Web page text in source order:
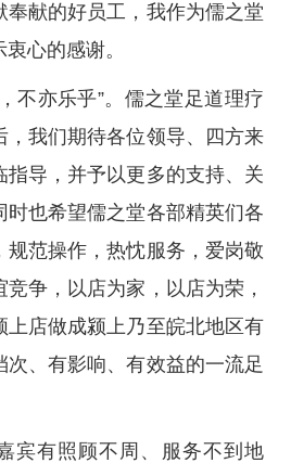
奉献的好员工，我作为儒之堂
心的感谢。
不亦乐乎”。儒之堂足道理疗
，我们期待各位领导、四方来
指导，并予以更多的支持、关
时也希望儒之堂各部精英们各
规范操作，热忱服务，爱岗敬
争，以店为家，以店为荣，
上店做成颍上乃至皖北地区有
次、有影响、有效益的一流足
宾有照顾不周、服务不到地